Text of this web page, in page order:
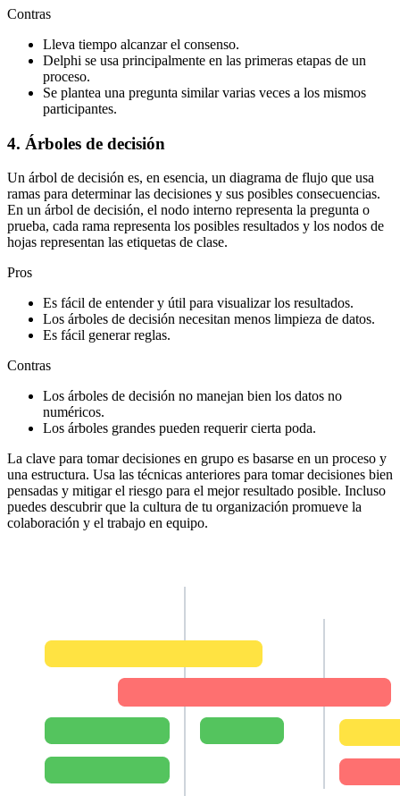
Contras
Lleva tiempo alcanzar el consenso.
Delphi se usa principalmente en las primeras etapas de un
proceso.
Se plantea una pregunta similar varias veces a los mismos
participantes.
4. Árboles de decisión
Un árbol de decisión es, en esencia, un diagrama de flujo que usa
ramas para determinar las decisiones y sus posibles consecuencias.
En un árbol de decisión, el nodo interno representa la pregunta o
prueba, cada rama representa los posibles resultados y los nodos de
hojas representan las etiquetas de clase.
Pros
Es fácil de entender y útil para visualizar los resultados.
Los árboles de decisión necesitan menos limpieza de datos.
Es fácil generar reglas.
Contras
Los árboles de decisión no manejan bien los datos no
numéricos.
Los árboles grandes pueden requerir cierta poda.
La clave para tomar decisiones en grupo es basarse en un proceso y
una estructura. Usa las técnicas anteriores para tomar decisiones bien
pensadas y mitigar el riesgo para el mejor resultado posible. Incluso
puedes descubrir que la cultura de tu organización promueve la
colaboración y el trabajo en equipo.